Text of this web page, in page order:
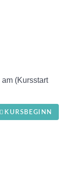
(Kursstart
KURSBEGINN